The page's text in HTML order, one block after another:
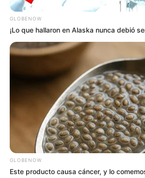
Tenemos todas las
favor, active las
TEMAS DESTACADOS
EMERGENCIAS POR LLUVIAS
METRO DE MEDELLÍN
ELECCIONES PRESIDENCIALES
MARINILLA - ANTIOQUIA
YONDÓ - ANTIOQUIA
GLOBENOW
¡Lo que hallaron en Alaska nunca debió
GLOBENOW
Este producto causa cáncer, y lo